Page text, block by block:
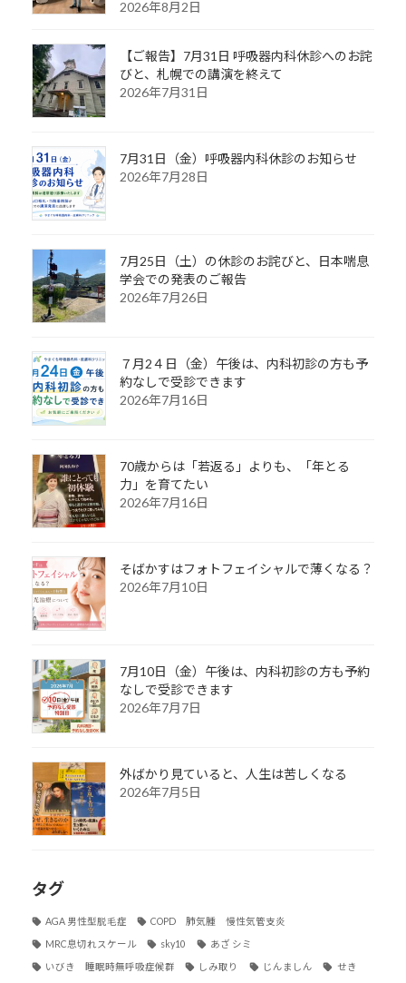
2026年8月2日
【ご報告】7月31日 呼吸器内科休診へのお詫
びと、札幌での講演を終えて
2026年7月31日
7月31日（金）呼吸器内科休診のお知らせ
2026年7月28日
7月25日（土）の休診のお詫びと、日本喘息
学会での発表のご報告
2026年7月26日
７月2４日（金）午後は、内科初診の方も予
約なしで受診できます
2026年7月16日
70歳からは「若返る」よりも、「年とる
力」を育てたい
2026年7月16日
そばかすはフォトフェイシャルで薄くなる？
2026年7月10日
7月10日（金）午後は、内科初診の方も予約
なしで受診できます
2026年7月7日
外ばかり見ていると、人生は苦しくなる
2026年7月5日
タグ
AGA 男性型脱毛症 COPD 肺気腫 慢性気管支炎
MRC息切れスケール sky10 あざ シミ
いびき 睡眠時無呼吸症候群 しみ取り じんましん せき